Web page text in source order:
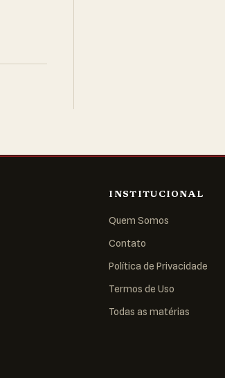
INSTITUCIONAL
Quem Somos
Contato
Política de Privacidade
Termos de Uso
Todas as matérias